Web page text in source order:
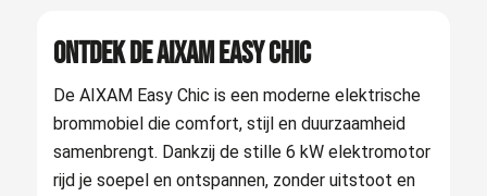
Ontdek de AIXAM Easy Chic
De AIXAM Easy Chic is een moderne elektrische
brommobiel die comfort, stijl en duurzaamheid
samenbrengt. Dankzij de stille 6 kW elektromotor
rijd je soepel en ontspannen, zonder uitstoot en